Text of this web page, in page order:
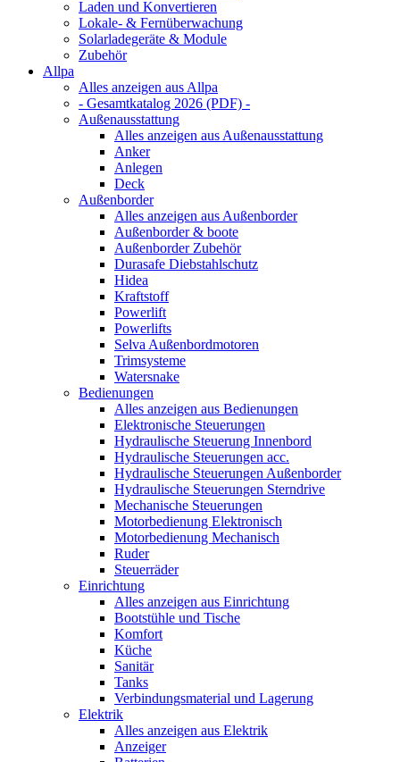
Laden und Konvertieren
Lokale- & Fernüberwachung
Solarladegeräte & Module
Zubehör
Allpa
Alles anzeigen aus Allpa
- Gesamtkatalog 2026 (PDF) -
Außenausstattung
Alles anzeigen aus Außenausstattung
Anker
Anlegen
Deck
Außenborder
Alles anzeigen aus Außenborder
Außenborder & boote
Außenborder Zubehör
Durasafe Diebstahlschutz
Hidea
Kraftstoff
Powerlift
Powerlifts
Selva Außenbordmotoren
Trimsysteme
Watersnake
Bedienungen
Alles anzeigen aus Bedienungen
Elektronische Steuerungen
Hydraulische Steuerung Innenbord
Hydraulische Steuerungen acc.
Hydraulische Steuerungen Außenborder
Hydraulische Steuerungen Sterndrive
Mechanische Steuerungen
Motorbedienung Elektronisch
Motorbedienung Mechanisch
Ruder
Steuerräder
Einrichtung
Alles anzeigen aus Einrichtung
Bootstühle und Tische
Komfort
Küche
Sanitär
Tanks
Verbindungsmaterial und Lagerung
Elektrik
Alles anzeigen aus Elektrik
Anzeiger